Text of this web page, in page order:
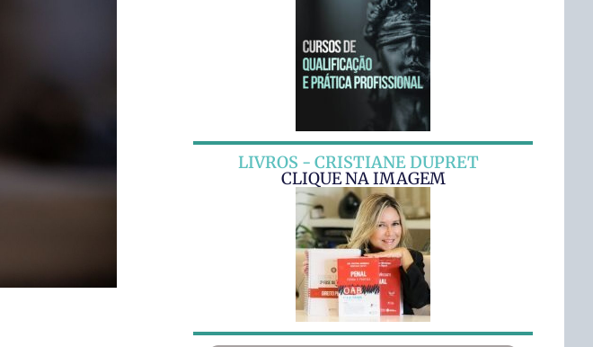
LIVROS - CRISTIANE DUPRET
CLIQUE NA IMAGEM